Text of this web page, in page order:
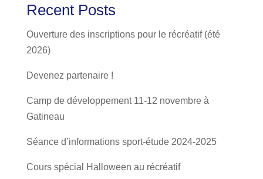
Recent Posts
Ouverture des inscriptions pour le récréatif (été
2026)
Devenez partenaire !
Camp de développement 11-12 novembre à
Gatineau
Séance d’informations sport-étude 2024-2025
Cours spécial Halloween au récréatif